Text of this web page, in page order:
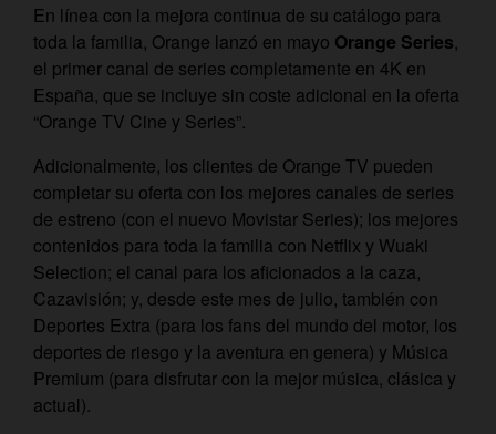
En línea con la mejora continua de su catálogo para
toda la familia, Orange lanzó en mayo Orange Series,
el primer canal de series completamente en 4K en
España, que se incluye sin coste adicional en la oferta
“Orange TV Cine y Series”.
Adicionalmente, los clientes de Orange TV pueden
completar su oferta con los mejores canales de series
de estreno (con el nuevo Movistar Series); los mejores
contenidos para toda la familia con Netflix y Wuaki
Selection; el canal para los aficionados a la caza,
Cazavisión; y, desde este mes de julio, también con
Deportes Extra (para los fans del mundo del motor, los
deportes de riesgo y la aventura en genera) y Música
Premium (para disfrutar con la mejor música, clásica y
actual).